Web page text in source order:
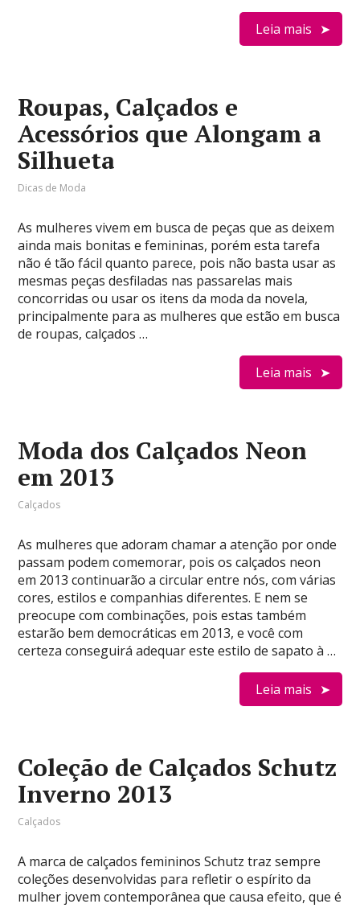
Leia mais
Roupas, Calçados e
Acessórios que Alongam a
Silhueta
Dicas de Moda
As mulheres vivem em busca de peças que as deixem
ainda mais bonitas e femininas, porém esta tarefa
não é tão fácil quanto parece, pois não basta usar as
mesmas peças desfiladas nas passarelas mais
concorridas ou usar os itens da moda da novela,
principalmente para as mulheres que estão em busca
de roupas, calçados …
Leia mais
Moda dos Calçados Neon
em 2013
Calçados
As mulheres que adoram chamar a atenção por onde
passam podem comemorar, pois os calçados neon
em 2013 continuarão a circular entre nós, com várias
cores, estilos e companhias diferentes. E nem se
preocupe com combinações, pois estas também
estarão bem democráticas em 2013, e você com
certeza conseguirá adequar este estilo de sapato à …
Leia mais
Coleção de Calçados Schutz
Inverno 2013
Calçados
A marca de calçados femininos Schutz traz sempre
coleções desenvolvidas para refletir o espírito da
mulher jovem contemporânea que causa efeito, que é